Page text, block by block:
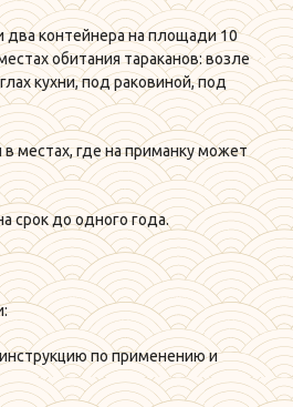
два контейнера на площади 10
обитания тараканов: возле
кухни, под раковиной, под
в местах, где на приманку может
срок до одного года.
по применению и